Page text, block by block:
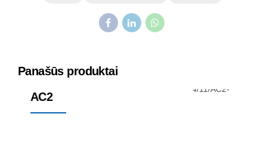
Panašūs produktai
Temperatūros jutikliai
AC2